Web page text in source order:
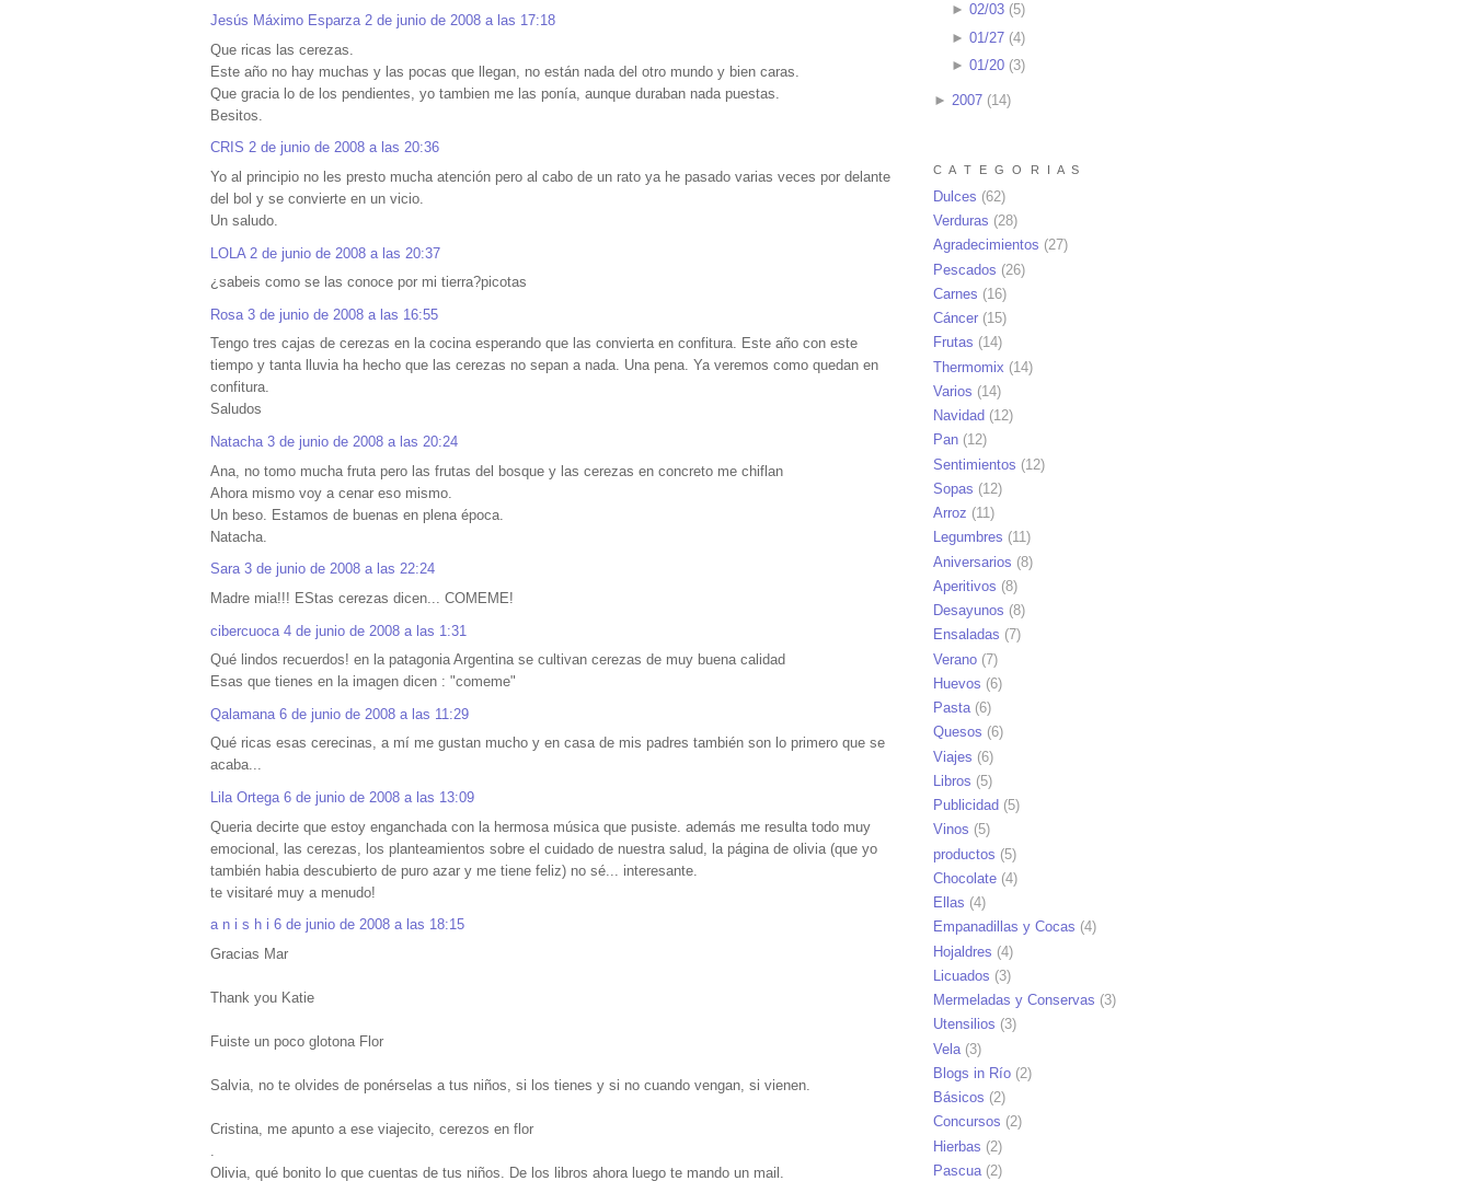
Jesús Máximo Esparza 2 de junio de 2008 a las 17:18
Que ricas las cerezas.
Este año no hay muchas y las pocas que llegan, no están nada del otro mundo y bien caras.
Que gracia lo de los pendientes, yo tambien me las ponía, aunque duraban nada puestas.
Besitos.
CRIS 2 de junio de 2008 a las 20:36
Yo al principio no les presto mucha atención pero al cabo de un rato ya he pasado varias veces por delante
del bol y se convierte en un vicio.
Un saludo.
LOLA 2 de junio de 2008 a las 20:37
¿sabeis como se las conoce por mi tierra?picotas
Rosa 3 de junio de 2008 a las 16:55
Tengo tres cajas de cerezas en la cocina esperando que las convierta en confitura. Este año con este
tiempo y tanta lluvia ha hecho que las cerezas no sepan a nada. Una pena. Ya veremos como quedan en
confitura.
Saludos
Natacha 3 de junio de 2008 a las 20:24
Ana, no tomo mucha fruta pero las frutas del bosque y las cerezas en concreto me chiflan
Ahora mismo voy a cenar eso mismo.
Un beso. Estamos de buenas en plena época.
Natacha.
Sara 3 de junio de 2008 a las 22:24
Madre mia!!! EStas cerezas dicen... COMEME!
cibercuoca 4 de junio de 2008 a las 1:31
Qué lindos recuerdos! en la patagonia Argentina se cultivan cerezas de muy buena calidad
Esas que tienes en la imagen dicen : "comeme"
Qalamana 6 de junio de 2008 a las 11:29
Qué ricas esas cerecinas, a mí me gustan mucho y en casa de mis padres también son lo primero que se
acaba...
Lila Ortega 6 de junio de 2008 a las 13:09
Queria decirte que estoy enganchada con la hermosa música que pusiste. además me resulta todo muy
emocional, las cerezas, los planteamientos sobre el cuidado de nuestra salud, la página de olivia (que yo
también habia descubierto de puro azar y me tiene feliz) no sé... interesante.
te visitaré muy a menudo!
a n i s h i 6 de junio de 2008 a las 18:15
Gracias Mar
Thank you Katie
Fuiste un poco glotona Flor
Salvia, no te olvides de ponérselas a tus niños, si los tienes y si no cuando vengan, si vienen.
Cristina, me apunto a ese viajecito, cerezos en flor
Olivia, qué bonito lo que cuentas de tus niños. De los libros ahora luego te mando un mail.
► 02/03(5)
► 01/27(4)
► 01/20(3)
► 2007 (14)
C A T E G O R I A S
Dulces (62)
Verduras (28)
Agradecimientos (27)
Pescados (26)
Carnes (16)
Cáncer (15)
Frutas (14)
Thermomix (14)
Varios (14)
Navidad (12)
Pan (12)
Sentimientos (12)
Sopas (12)
Arroz (11)
Legumbres (11)
Aniversarios (8)
Aperitivos (8)
Desayunos (8)
Ensaladas (7)
Verano (7)
Huevos (6)
Pasta(6)
Quesos (6)
Viajes (6)
Libros (5)
Publicidad (5)
Vinos (5)
productos (5)
Chocolate (4)
Ellas (4)
Empanadillas y Cocas (4)
Hojaldres (4)
Licuados (3)
Mermeladas y Conservas (3)
Utensilios (3)
Vela (3)
Blogs in Río (2)
Básicos (2)
Concursos (2)
Hierbas (2)
Pascua (2)